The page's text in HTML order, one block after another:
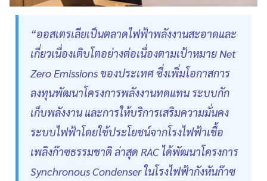
“ออสเตรเลียเป็นตลาดไฟฟ้าพลังงานสะอาดและ
เกี่ยวเนื่องเติบโตอย่างต่อเนื่องตามเป้าหมาย Net
Zero Emissions ของประเทศ ซึ่งเพิ่มโอกาสการ
ลงทุนพัฒนาโครงการพลังงานทดแทน ระบบกัก
เก็บพลังงาน และการให้บริการเสริมความมั่นคง
ระบบไฟฟ้าโดยใช้ประโยชน์จากโรงไฟฟ้าเชื้อ
เพลิงก๊าซธรรมชาติ ล่าสุด RAC ได้พัฒนาโครงการ
Synchronous Condenser ในโรงไฟฟ้ากังหันก๊าซ